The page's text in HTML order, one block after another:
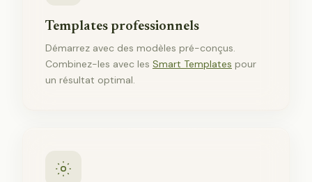
Templates professionnels
Démarrez avec des modèles pré-conçus.
Combinez-les avec les Smart Templates pour
un résultat optimal.